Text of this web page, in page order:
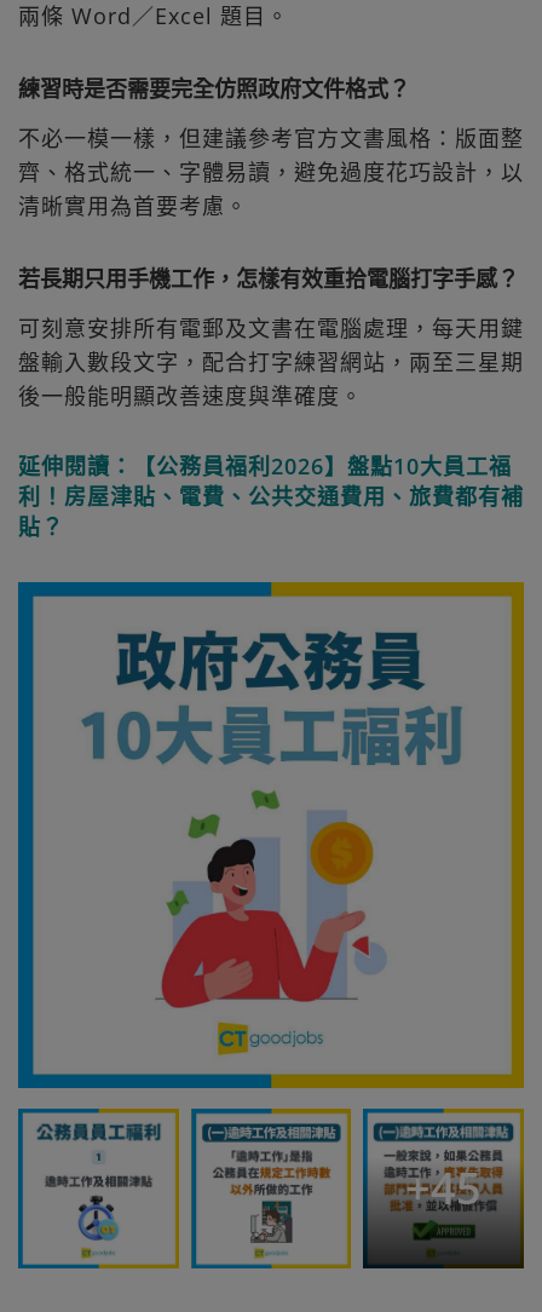
兩條 Word／Excel 題目。
練習時是否需要完全仿照政府文件格式？
不必一模一樣，但建議參考官方文書風格：版面整
齊、格式統一、字體易讀，避免過度花巧設計，以
清晰實用為首要考慮。
若長期只用手機工作，怎樣有效重拾電腦打字手感？
可刻意安排所有電郵及文書在電腦處理，每天用鍵
盤輸入數段文字，配合打字練習網站，兩至三星期
後一般能明顯改善速度與準確度。
延伸閱讀：【公務員福利2026】盤點10大員工福
利！房屋津貼、電費、公共交通費用、旅費都有補
貼？
+45